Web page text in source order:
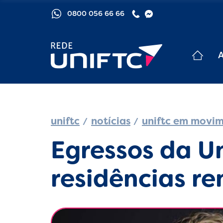
0800 056 66 66
uniftc notícias uniftc em
Egressos da
residências